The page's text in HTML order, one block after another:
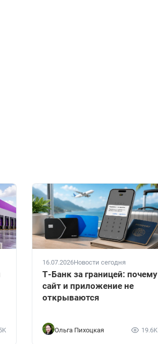
16.07.2026Новости сегодня
Т-Банк за границей: почему
сайт и приложение не
открываются
Ольга Пихоцкая 19.6K